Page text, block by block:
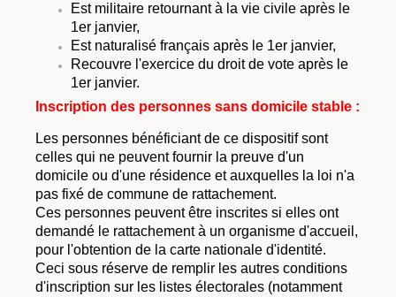
Est militaire retournant à la vie civile après le
1er janvier,
Est naturalisé français après le 1er janvier,
Recouvre l'exercice du droit de vote après le
1er janvier.
Inscription des personnes sans domicile stable :
Les personnes bénéficiant de ce dispositif sont
celles qui ne peuvent fournir la preuve d'un
domicile ou d'une résidence et auxquelles la loi n'a
pas fixé de commune de rattachement.
Ces personnes peuvent être inscrites si elles ont
demandé le rattachement à un organisme d'accueil,
pour l'obtention de la carte nationale d'identité.
Ceci sous réserve de remplir les autres conditions
d'inscription sur les listes électorales (notamment